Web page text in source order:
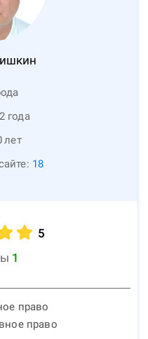
года
лет
18
5
1
право
право